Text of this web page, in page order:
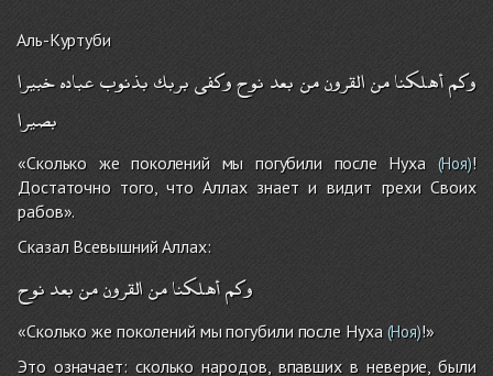
Аль-Куртуби
وكمأهلكنامنالقرونمنبعدنوحوكفىبربكبذنوبعبادهخبيرا
بصيرا
«Сколько же поколений мы погубили после Нуха (Ноя)!
Достаточно того, что Аллах знает и видит грехи Своих
рабов».
Сказал Всевышний Аллах:
وكمأهلكنامنالقرونمنبعدنوح
«Сколько же поколений мы погубили после Нуха(Ноя)!»
Это означает: сколько народов, впавших в неверие, были